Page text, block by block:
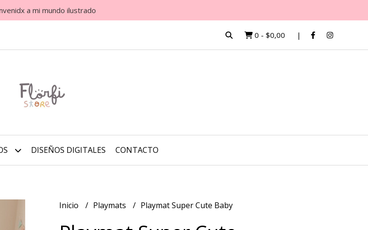
a mi mundo ilustrado
0 - $0,00
DISEÑOS DIGITALES CONTACTO
Inicio Playmats Playmat Super Cute Baby